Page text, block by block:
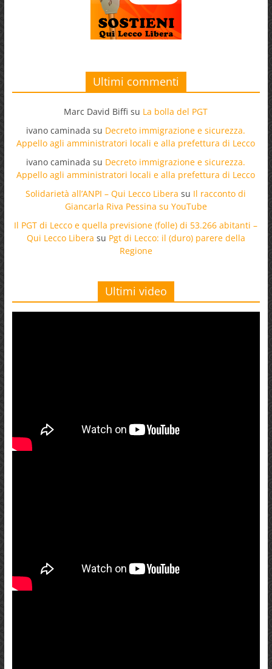
Ultimi commenti
Marc David Biffi su La bolla del PGT
ivano caminada su Decreto immigrazione e sicurezza.
Appello agli amministratori locali e alla prefettura di Lecco
ivano caminada su Decreto immigrazione e sicurezza.
Appello agli amministratori locali e alla prefettura di Lecco
Solidarietà all’ANPI – Qui Lecco Libera su Il racconto di
Giancarla Riva Pessina su YouTube
Il PGT di Lecco e quella previsione (folle) di 53.266 abitanti –
Qui Lecco Libera su Pgt di Lecco: il (duro) parere della
Regione
Ultimi video